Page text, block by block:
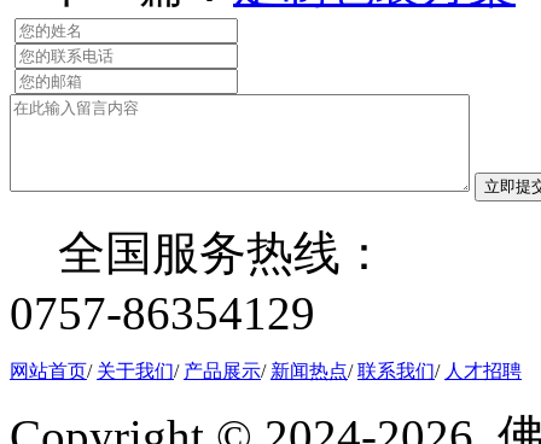
立即提
全国服务热线：
0757-86354129
网站首页/ 关于我们/ 产品展示/ 新闻热点/联系我们/ 人才招聘